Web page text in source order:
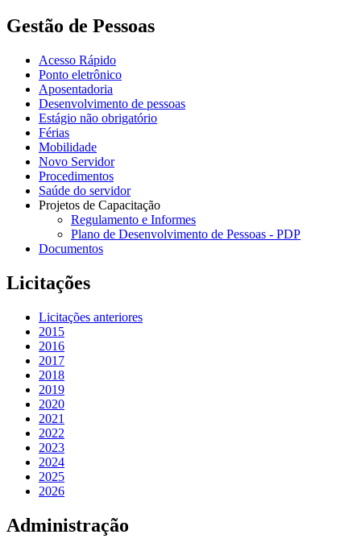
Gestão de Pessoas
Acesso Rápido
Ponto eletrônico
Aposentadoria
Desenvolvimento de pessoas
Estágio não obrigatório
Férias
Mobilidade
Novo Servidor
Procedimentos
Saúde do servidor
Projetos de Capacitação
Regulamento e Informes
Plano de Desenvolvimento de Pessoas - PDP
Documentos
Licitações
Licitações anteriores
2015
2016
2017
2018
2019
2020
2021
2022
2023
2024
2025
2026
Administração